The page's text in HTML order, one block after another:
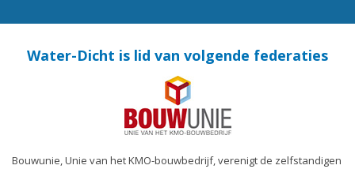
Water-Dicht is lid van volgende federaties
Bouwunie, Unie van het KMO-bouwbedrijf, verenigt de zelfstandigen